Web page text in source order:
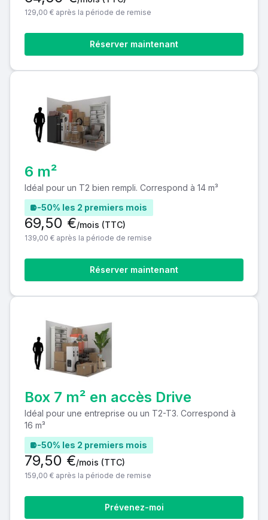
Réserver maintenant
129,00 € après la période de remise
6 m²
Idéal pour un T2 bien rempli. Correspond à 14 m³
-50% les 2 premiers mois
Réserver maintenant
69,50 €/mois (TTC)
139,00 € après la période de remise
Box 7 m² en accès Drive
Idéal pour une entreprise ou un T2-T3. Correspond à
16 m³
-50% les 2 premiers mois
Prévenez-moi
79,50 €/mois (TTC)
159,00 € après la période de remise